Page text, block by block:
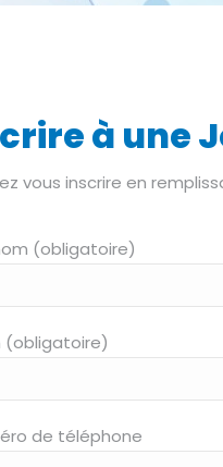
à une
vous inscrire en
(obligatoire)
(obligatoire)
de téléphone